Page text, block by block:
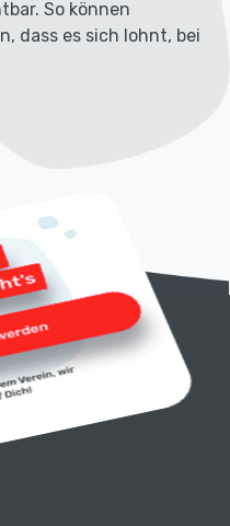
So können
dass es sich lohnt, bei